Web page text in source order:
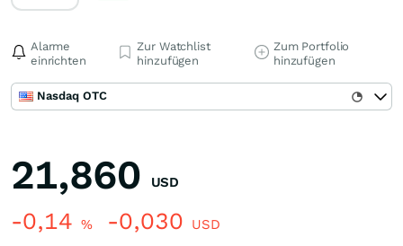
Alarme
einrichten
Zur Watchlist
hinzufügen
Zum Portfolio
hinzufügen
Nasdaq OTC
21,860 USD
-0,14 % -0,030 USD